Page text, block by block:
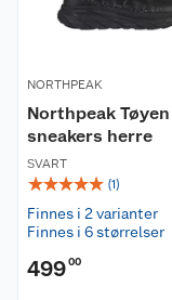
NORTHPEAK
Northpeak Tøyen
sneakers herre
SVART
☆☆☆☆☆ (1)
Finnes i 2 varianter
Finnes i 6 størrelser
49900